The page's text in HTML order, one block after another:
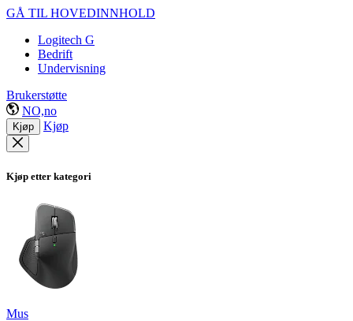
GÅ TIL HOVEDINNHOLD
Logitech G
Bedrift
Undervisning
Brukerstøtte
NO,no
Kjøp Kjøp
Kjøp etter kategori
Mus